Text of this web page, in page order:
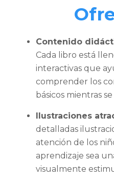
Contenido
Cada libro está
interactivas que
comprender los
básicos mientras
Ilustraciones
detalladas
atención de los
aprendizaje sea
visualmente